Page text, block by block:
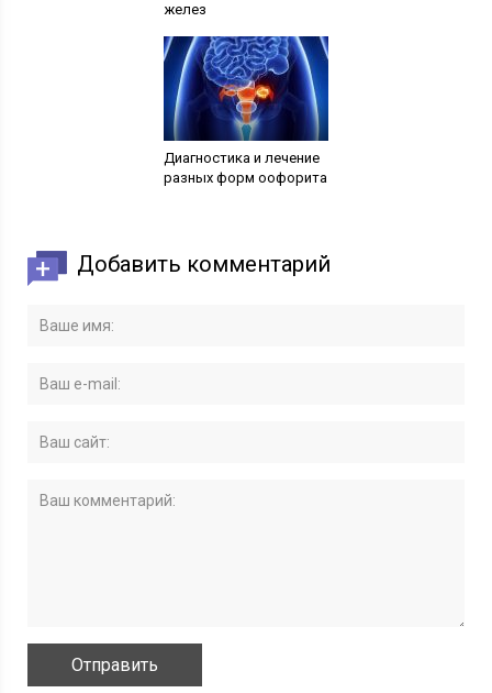
желез
Диагностика и лечение
разных форм оофорита
Добавить комментарий